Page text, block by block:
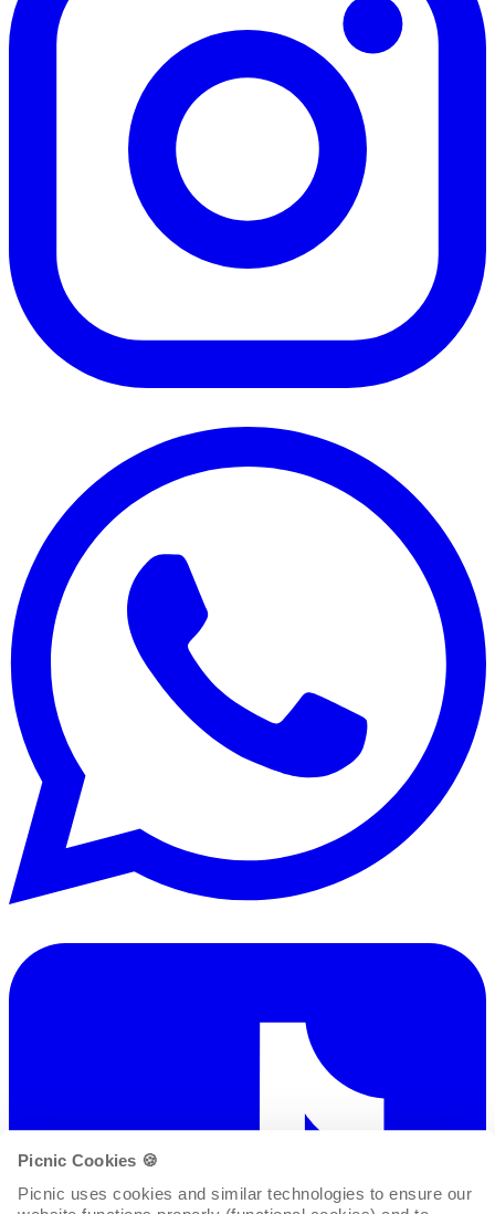
Picnic Cookies 🍪
Picnic uses cookies and similar technologies to ensure our